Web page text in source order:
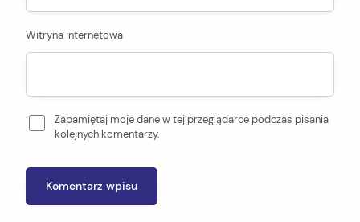
Witryna internetowa
Zapamiętaj moje dane w tej przeglądarce podczas pisania
kolejnych komentarzy.